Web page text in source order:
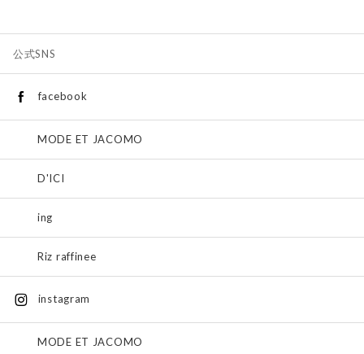
公式SNS
facebook
MODE ET JACOMO
D'ICI
ing
Riz raffinee
instagram
MODE ET JACOMO